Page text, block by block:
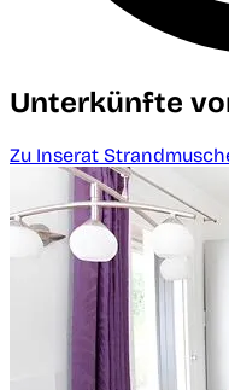
Unterkünfte
Zu Inserat